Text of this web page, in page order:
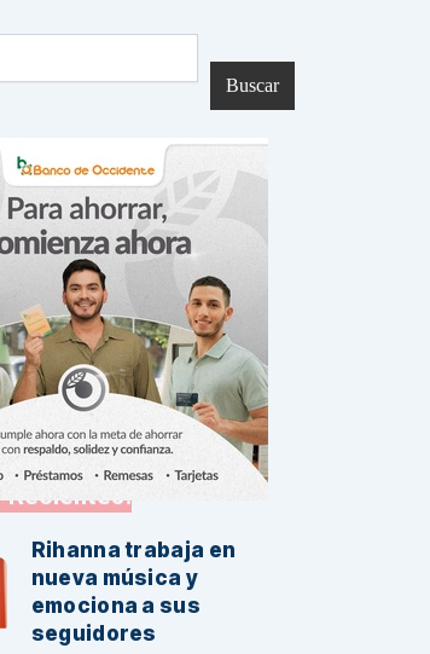
Rihanna trabaja en
nueva música y
emociona a sus
seguidores